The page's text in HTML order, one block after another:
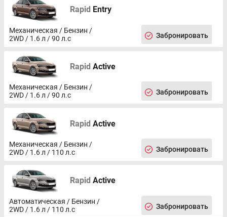
Rapid Entry
Механическая / Бензин /
2WD / 1.6 л / 90 л.с
Забронировать
Rapid Active
Механическая / Бензин /
2WD / 1.6 л / 90 л.с
Забронировать
Rapid Active
Механическая / Бензин /
2WD / 1.6 л / 110 л.с
Забронировать
Rapid Active
Автоматическая / Бензин /
2WD / 1.6 л / 110 л.с
Забронировать